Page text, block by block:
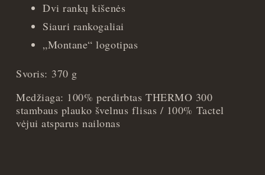
Dvi rankų kišenės
Siauri rankogaliai
„Montane“ logotipas
Svoris: 370 g
Medžiaga: 100% perdirbtas THERMO 300
stambaus plauko švelnus flisas / 100% Tactel
vėjui atsparus nailonas